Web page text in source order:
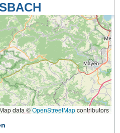
data ©OpenStreetMapcontributors